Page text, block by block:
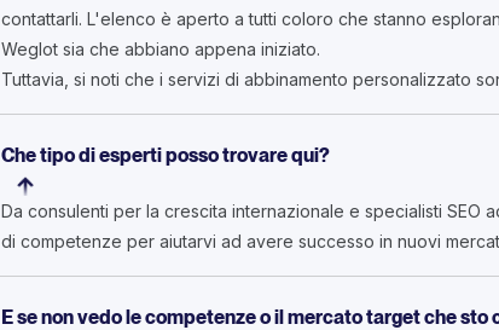
contattarli. L'elenco è aperto a tutti coloro che stanno
Weglot sia che abbiano appena iniziato.
Tuttavia, si noti che i servizi di abbinamento personalizzato
Che tipo di esperti posso trovare qui?
Da consulenti per la crescita internazionale e specialisti
di competenze per aiutarvi ad avere successo in nuovi
E se non vedo le competenze o il mercato target che sto